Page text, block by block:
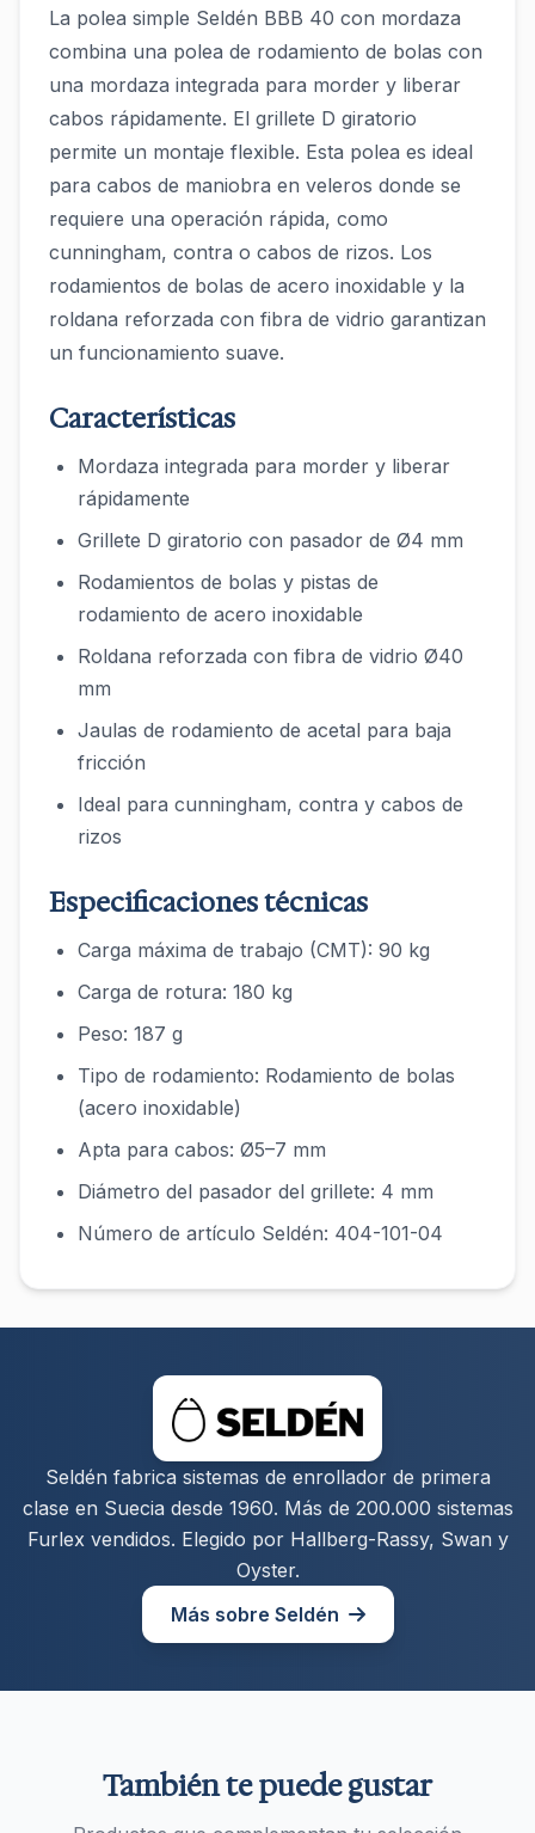
La polea simple Seldén BBB 40 con mordaza
combina una polea de rodamiento de bolas con
una mordaza integrada para morder y liberar
cabos rápidamente. El grillete D giratorio
permite un montaje flexible. Esta polea es ideal
para cabos de maniobra en veleros donde se
requiere una operación rápida, como
cunningham, contra o cabos de rizos. Los
rodamientos de bolas de acero inoxidable y la
roldana reforzada con fibra de vidrio garantizan
un funcionamiento suave.
Características
Mordaza integrada para morder y liberar
rápidamente
Grillete D giratorio con pasador de Ø4 mm
Rodamientos de bolas y pistas de
rodamiento de acero inoxidable
Roldana reforzada con fibra de vidrio Ø40
mm
Jaulas de rodamiento de acetal para baja
fricción
Ideal para cunningham, contra y cabos de
rizos
Especificaciones técnicas
Carga máxima de trabajo (CMT): 90 kg
Carga de rotura: 180 kg
Peso: 187 g
Tipo de rodamiento: Rodamiento de bolas
(acero inoxidable)
Apta para cabos: Ø5–7 mm
Diámetro del pasador del grillete: 4 mm
Número de artículo Seldén: 404-101-04
Seldén fabrica sistemas de enrollador de primera
clase en Suecia desde 1960. Más de 200.000 sistemas
Furlex vendidos. Elegido por Hallberg-Rassy, Swan y
Oyster.
Más sobre Seldén
También te puede gustar